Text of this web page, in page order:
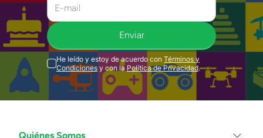
Enviar
He leído y estoy de acuerdo con Términos y
Condiciones y con la Política de Privacidad.
Quiénes Somos